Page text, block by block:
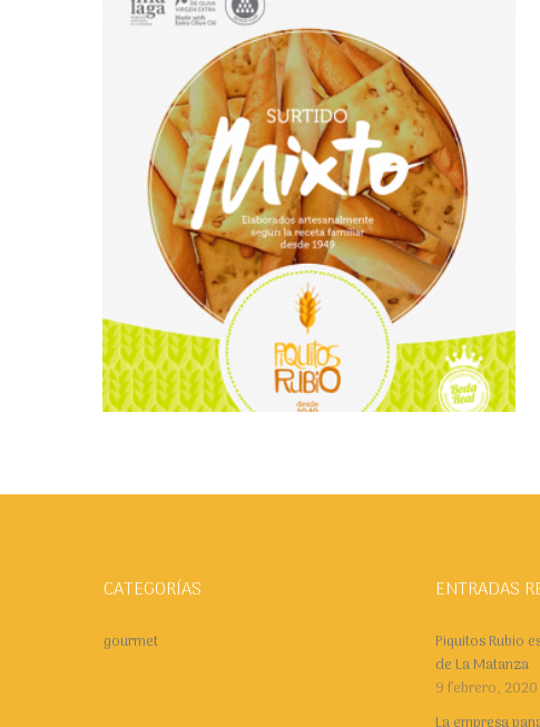
€21.50
CATEGORÍAS
gourmet
ENTRADAS
Piquitos Rubio
de La Matanza
9 febrero, 2020